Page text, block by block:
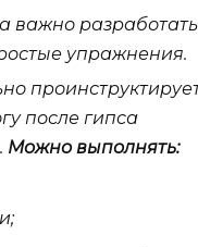
важно разработать
упражнения.
после гипса
Можно выполнять: